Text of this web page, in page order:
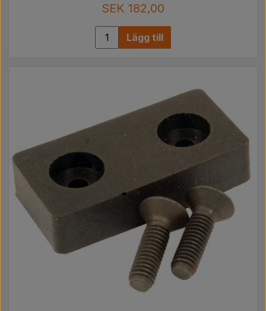
SEK 182,00
Lägg till